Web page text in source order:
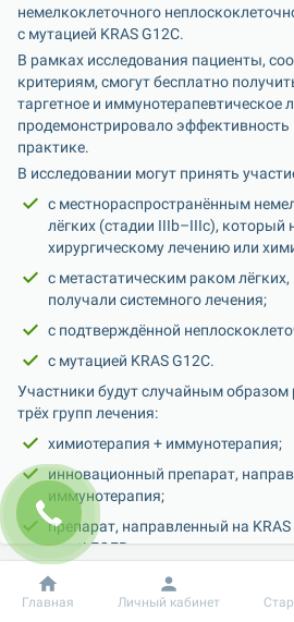
немелкоклеточного
с мутацией KRAS G12C.
В рамках исследования пациенты,
критериям, смогут бесплатно
таргетное и иммунотерапевтическое
продемонстрировало
практике.
В исследовании могут принять
с местнораспространённым
лёгких (стадии IIIb–IIIc), который
хирургическому лечению или
с метастатическим раком
получали системного лечения;
с подтверждённой
с мутацией KRAS G12C.
Участники будут случайным образом
трёх групп лечения:
химиотерапия + иммунотерапия;
инновационный препарат,
иммунотерапия;
препарат, направленный на
+ anti-EGFR-терапия.
Участники исследования получают
лечения, показавшим
Добробут Информация
Главная Личный кабинет